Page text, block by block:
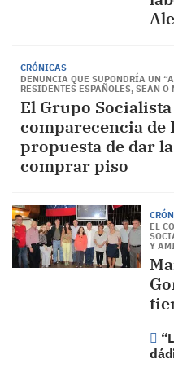
CRÓNICAS
DENUNCIA QUE SUPONDRÍA UN
RESIDENTES ESPAÑOLES, SEAN
El Grupo
comparecencia de
propuesta de dar
comprar piso
EL
Y